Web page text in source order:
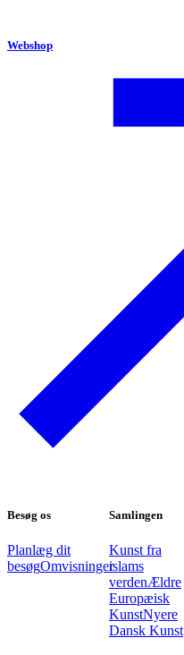
Webshop
Besøg os
Planlæg dit
besøgOmvisninger
Samlingen
Kunst fra
islams
verdenÆldre
Europæisk
KunstNyere
Dansk Kunst